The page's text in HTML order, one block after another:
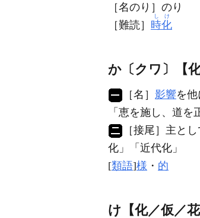
［名のり］のり
［難読］ 時化
しけ
か〔クワ〕【化
［名］ 影響を他
「恵を施し、道
［接尾］ 主とし
化 」「近代化 」
[類語]様 ・ 的
け【化／仮／